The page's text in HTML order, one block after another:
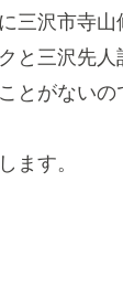
三沢市寺山
と三沢先人
とがないの
ます。